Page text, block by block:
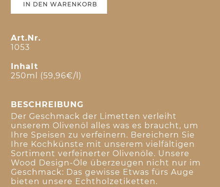
IN DEN WARENKORB
Art.Nr.
1053
Inhalt
250ml (59,96€/l)
BESCHREIBUNG
Der Geschmack der Limetten verleiht
unserem Olivenöl alles was es braucht, um
Ihre Speisen zu verfeinern. Bereichern Sie
Ihre Kochkünste mit unserem vielfältigen
Sortiment verfeinerter Olivenöle. Unsere
Wood Design-Öle überzeugen nicht nur im
Geschmack: Das gewisse Etwas fürs Auge
bieten unsere Echtholzetiketten.